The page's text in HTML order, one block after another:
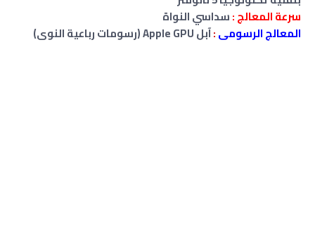
سرعة المعالج :سداسي النواة
المعالج الرسومى:آبلApple GPU (رسومات رباعية النوى)